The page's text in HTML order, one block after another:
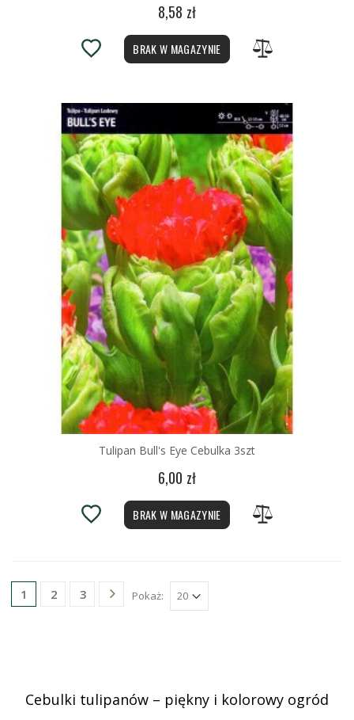
8,58 zł
BRAK W MAGAZYNIE
Tulipan Bull's Eye Cebulka 3szt
6,00 zł
BRAK W MAGAZYNIE
1 2 3 Pokaż:
Cebulki tulipanów – piękny i kolorowy ogród